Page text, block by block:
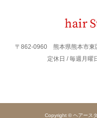
〒862‐0960 熊本県熊本市
定休日 / 毎週月
Copyright © ヘアース